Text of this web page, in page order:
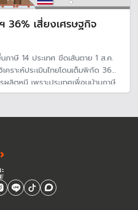
36% เสี่ยงเศรษฐกิจ
าษี 14 ประเทศ ขีดเส้นตาย 1 ส.ค.
คราะห์ประเมินไทยโดนเต็มพิกัด 36%
ผลิตหนี เพราะประเทศเพื่อนบ้านภาษี
ระทบเศรษฐกิจโตต่ำ 1.3% มีโอกาส